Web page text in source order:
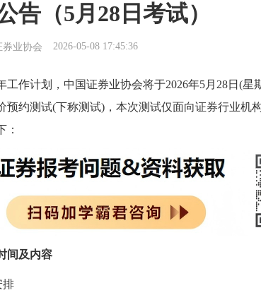
告（5月28日考试）
券业协会 2026-05-08 17:45:36
工作计划，中国证券业协会将于2026年5月28日(星
预约测试(下称测试)，本次测试仅面向证券行业机
：
间及内容
排